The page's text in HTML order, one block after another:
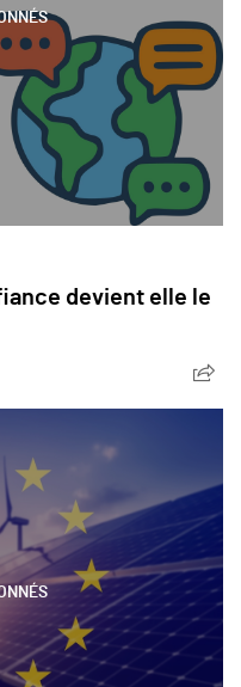
devient elle le